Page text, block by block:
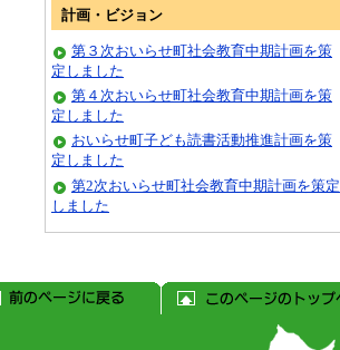
計画・ビジョン
第３次おいらせ町社会教育中期計画を策
定しました
第４次おいらせ町社会教育中期計画を策
定しました
おいらせ町子ども読書活動推進計画を策
定しました
第2次おいらせ町社会教育中期計画を策定
しました